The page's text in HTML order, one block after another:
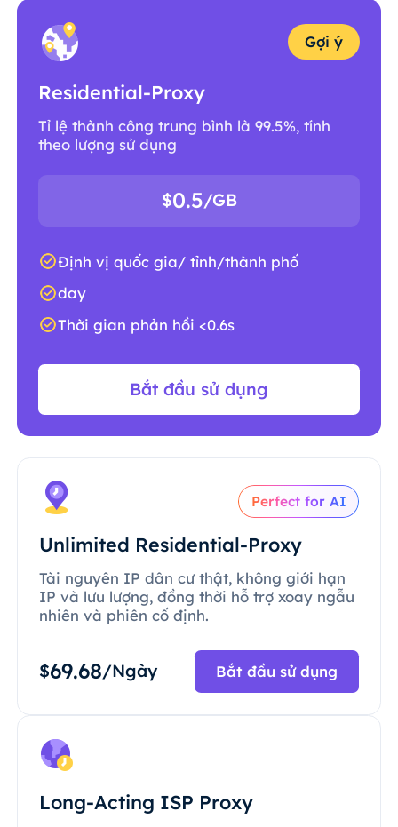
Gợi ý
Residential-Proxy
Tỉ lệ thành công trung bình là 99.5%, tính
theo lượng sử dụng
$0.5/GB
Định vị quốc gia/ tỉnh/thành phố
day
Thời gian phản hồi <0.6s
Bắt đầu sử dụng
Perfect for AI
Unlimited Residential-Proxy
Tài nguyên IP dân cư thật, không giới hạn
IP và lưu lượng, đồng thời hỗ trợ xoay ngẫu
nhiên và phiên cố định.
$69.68/Ngày Bắt đầu sử dụng
Long-Acting ISP Proxy